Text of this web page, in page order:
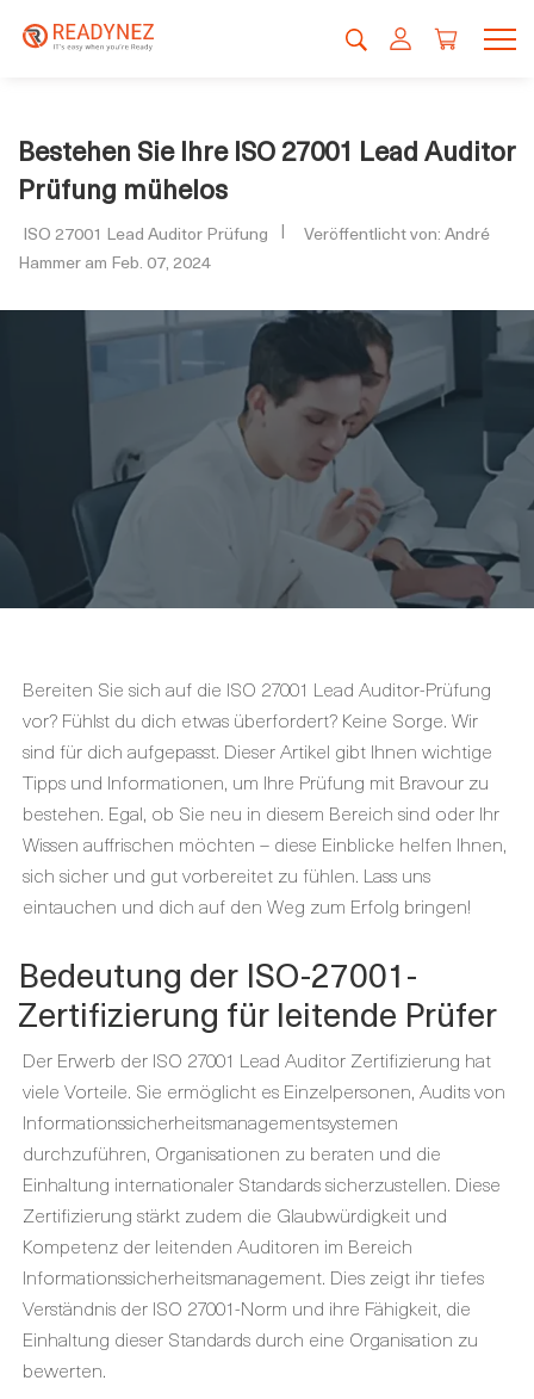
Bestehen Sie Ihre ISO 27001 Lead Auditor
Prüfung mühelos
ISO 27001 Lead Auditor Prüfung
Veröffentlicht von: André
Hammer am Feb. 07, 2024
Bereiten Sie sich auf die ISO 27001 Lead Auditor-Prüfung
vor? Fühlst du dich etwas überfordert? Keine Sorge. Wir
sind für dich aufgepasst. Dieser Artikel gibt Ihnen wichtige
Tipps und Informationen, um Ihre Prüfung mit Bravour zu
bestehen. Egal, ob Sie neu in diesem Bereich sind oder Ihr
Wissen auffrischen möchten – diese Einblicke helfen Ihnen,
sich sicher und gut vorbereitet zu fühlen. Lass uns
eintauchen und dich auf den Weg zum Erfolg bringen!
Bedeutung der ISO-27001-
Zertifizierung für leitende Prüfer
Der Erwerb der ISO 27001 Lead Auditor Zertifizierung hat
viele Vorteile. Sie ermöglicht es Einzelpersonen, Audits von
Informationssicherheitsmanagementsystemen
durchzuführen, Organisationen zu beraten und die
Einhaltung internationaler Standards sicherzustellen. Diese
Zertifizierung stärkt zudem die Glaubwürdigkeit und
Kompetenz der leitenden Auditoren im Bereich
Informationssicherheitsmanagement. Dies zeigt ihr tiefes
Verständnis der ISO 27001-Norm und ihre Fähigkeit, die
Einhaltung dieser Standards durch eine Organisation zu
bewerten.